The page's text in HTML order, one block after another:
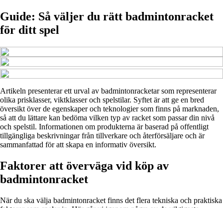
Guide: Så väljer du rätt badmintonracket
för ditt spel
Artikeln presenterar ett urval av badmintonracketar som representerar
olika prisklasser, viktklasser och spelstilar. Syftet är att ge en bred
översikt över de egenskaper och teknologier som finns på marknaden,
så att du lättare kan bedöma vilken typ av racket som passar din nivå
och spelstil. Informationen om produkterna är baserad på offentligt
tillgängliga beskrivningar från tillverkare och återförsäljare och är
sammanfattad för att skapa en informativ översikt.
Faktorer att överväga vid köp av
badmintonracket
När du ska välja badmintonracket finns det flera tekniska och praktiska